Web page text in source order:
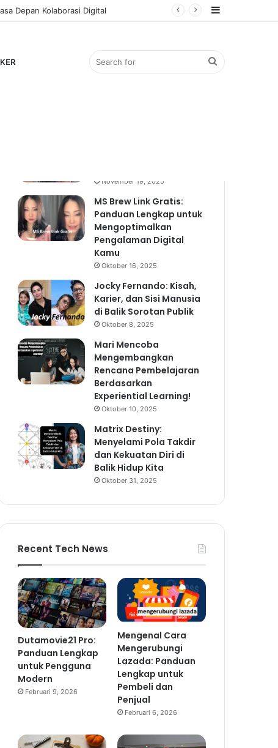
Depan Kolaborasi Digital Sidebar
Search
November 19, 2025
MS Brew Link Gratis:
Panduan Lengkap untuk
Mengoptimalkan
Pengalaman Digital
Kamu
Oktober 16, 2025
Jocky Fernando: Kisah,
Karier, dan Sisi Manusia
di Balik Sorotan Publik
Oktober 8, 2025
Mari Mencoba
Mengembangkan
Rencana Pembelajaran
Berdasarkan
Experiential Learning!
Oktober 10, 2025
Matrix Destiny:
Menyelami Pola Takdir
dan Kekuatan Diri di
Balik Hidup Kita
Oktober 31, 2025
Recent Tech News
Dutamovie21 Pro:
Panduan Lengkap
untuk Pengguna
Modern
Februari 9, 2026
Mengenal Cara
Mengerubungi
Lazada: Panduan
Lengkap untuk
Pembeli dan
Penjual
Februari 6, 2026